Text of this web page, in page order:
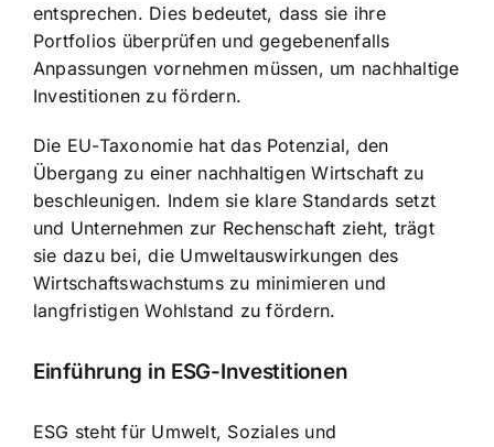
entsprechen. Dies bedeutet, dass sie ihre
Portfolios überprüfen und gegebenenfalls
Anpassungen vornehmen müssen, um nachhaltige
Investitionen zu fördern.
Die EU-Taxonomie hat das Potenzial, den
Übergang zu einer nachhaltigen Wirtschaft zu
beschleunigen. Indem sie klare Standards setzt
und Unternehmen zur Rechenschaft zieht, trägt
sie dazu bei, die Umweltauswirkungen des
Wirtschaftswachstums zu minimieren und
langfristigen Wohlstand zu fördern.
Einführung in ESG-Investitionen
ESG steht für Umwelt, Soziales und